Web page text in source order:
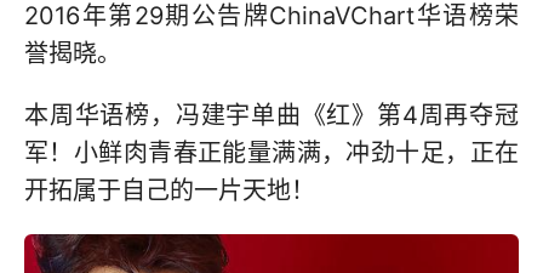
2016年第29期公告牌ChinaVChart华语榜荣
誉揭晓。
本周华语榜，冯建宇单曲《红》第4周再夺冠
军！小鲜肉青春正能量满满，冲劲十足，正在
开拓属于自己的一片天地！